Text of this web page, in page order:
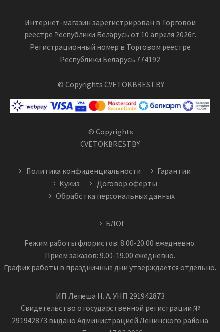
Интернет-магазин зарегистрирован в Торговом
реестре Республики Беларусь от 10 апреля 2026г.
Регистрационный номер в Торговом реестре
Республики Беларусь 774192
© Copyrights CVETOKBREST.BY
© Copyrights
CVETOKBREST.BY
Политика конфиденциальности
Гарантии
Кукиз
Договор оферты
Обработка персональных данных
БЛОГ
Режим работы флористов: 8.00-20.00 ежедневно.
Прием заказов: 9.00-19.00 ежедневно.
График работы в праздничные дни утверждается отдельно.
ИП Лепеша Н. А. УНП 291942873
Свидетельство о государственной регистрации №
291942873 выдано Администрацией Ленинского района